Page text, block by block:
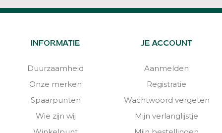
INFORMATIE
Duurzaamheid
Onze merken
Spaarpunten
Wie zijn wij
JE ACCOUNT
Aanmelden
Registratie
Wachtwoord vergeten
Mijn verlanglijstje